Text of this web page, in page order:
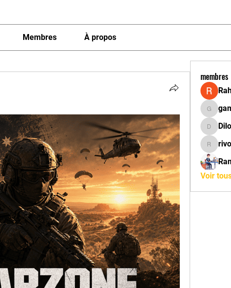
Membres À propos
membres
gamblex
rivola
Voir